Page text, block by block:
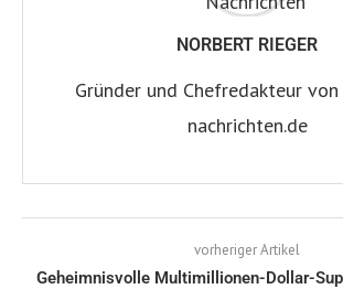
NORBERT RIEGER
Gründer und Chefredakteur
nachrichten.de
vorheriger Artikel
Geheimnisvolle Multimillionen-Dollar-